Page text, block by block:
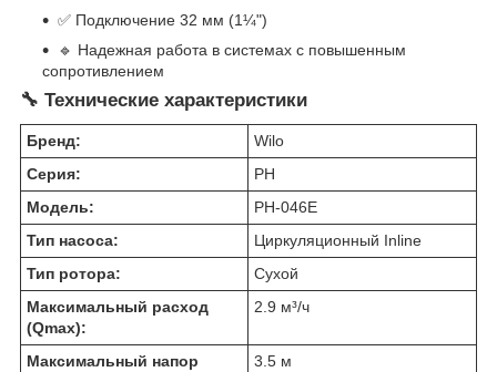
✅ Подключение 32 мм (1¼")
🔹 Надежная работа в системах с повышенным
сопротивлением
🔧 Технические характеристики
Бренд:
Wilo
Серия:
PH
Модель:
PH-046E
Тип насоса:
Циркуляционный Inline
Тип ротора:
Сухой
Максимальный расход
(Qmax):
2.9 м³/ч
Максимальный напор
3.5 м